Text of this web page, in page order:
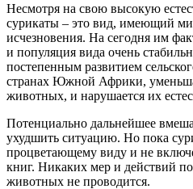
Несмотря на свою высокую
сурикаты – это вид, имеющий
исчезновения. На сегодня им
и популяция вида очень
постепенным развитием
странах Южной Африки,
животных, и нарушается их
Потенциально дальнейшее
ухудшить ситуацию. Но пока
процветающему виду и не
книг. Никаких мер и действий
животных не проводится.